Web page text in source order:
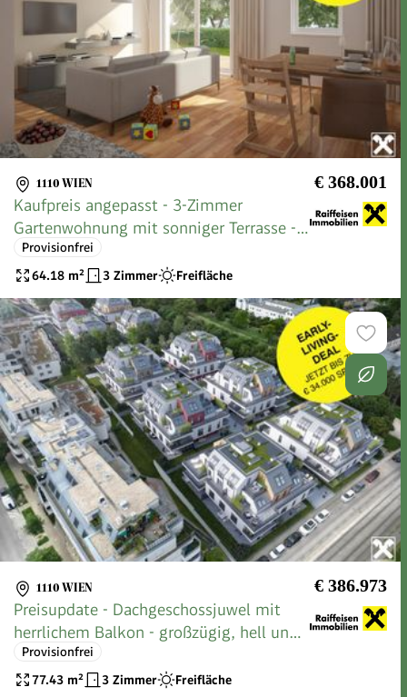
1110 WIEN € 368.001
Kaufpreis angepasst - 3-Zimmer
Gartenwohnung mit sonniger Terrasse -
wohnen im Grünen
Provisionfrei
64.18 m² 3 Zimmer Freifläche
1110 WIEN € 386.973
Preisupdate - Dachgeschossjuwel mit
herrlichem Balkon - großzügig, hell und
exklusiv
Provisionfrei
77.43 m² 3 Zimmer Freifläche